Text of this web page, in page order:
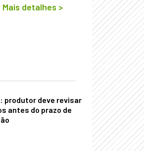
Mais detalhes >
produtor deve revisar
antes do prazo de